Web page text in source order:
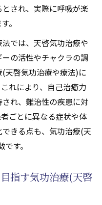
変化とその効果
性化するクンダリ
能向上の実感
法)で自己治癒力が
や療法)が自然治癒力
施術(天啓気功治療や
性化するクンダリ
術プロセスの解明
実践的アプローチ
され、実際に呼吸が楽
。
では、天啓気功治療や
の活性やチャクラの調
天啓気功治療や療法)に
れにより、自己治癒力
れ、難治性の疾患に対
ごとに異なる症状や体
きる点も、気功治療(天
す。
指す気功治療(天啓